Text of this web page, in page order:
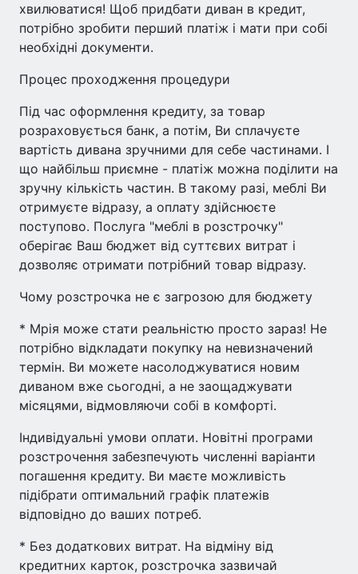
хвилюватися! Щоб придбати диван в кредит,
потрібно зробити перший платіж і мати при собі
необхідні документи.
Процес проходження процедури
Під час оформлення кредиту, за товар
розраховується банк, а потім, Ви сплачуєте
вартість дивана зручними для себе частинами. І
що найбільш приємне - платіж можна поділити на
зручну кількість частин. В такому разі, меблі Ви
отримуєте відразу, а оплату здійснюєте
поступово. Послуга "меблі в розстрочку"
оберігає Ваш бюджет від суттєвих витрат і
дозволяє отримати потрібний товар відразу.
Чому розстрочка не є загрозою для бюджету
* Мрія може стати реальністю просто зараз! Не
потрібно відкладати покупку на невизначений
термін. Ви можете насолоджуватися новим
диваном вже сьогодні, а не заощаджувати
місяцями, відмовляючи собі в комфорті.
Індивідуальні умови оплати. Новітні програми
розстрочення забезпечують численні варіанти
погашення кредиту. Ви маєте можливість
підібрати оптимальний графік платежів
відповідно до ваших потреб.
* Без додаткових витрат. На відміну від
кредитних карток, розстрочка зазвичай